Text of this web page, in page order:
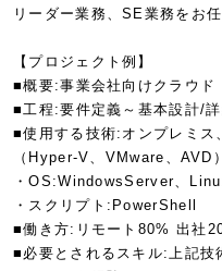
リーダー業務、SE業務をお
【プロジェクト例】
■概要:事業会社向けクラウ
■工程:要件定義～基本設計/
■使用する技術:オンプレミス
（Hyper-V、VMware、AVD）
・OS:WindowsServer、
・スクリプト:PowerShell
■働き方:リモート80% 出社
■必要とされるスキル:上記技